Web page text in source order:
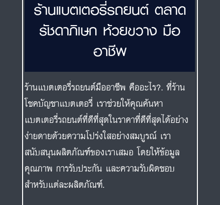
ร้านแบตเตอรี่รถยนต์ ตลาด
รัชดาภิเษก ห้วยขวาง มือ
อาชีพ
ร้านแบตเตอรี่รถยนต์มืออาชีพ คืออะไร?. ที่ร้าน
โชคบัญชาแบตเตอรี่ เราช่วยให้คุณค้นหา
แบตเตอรี่รถยนต์ที่ดีที่สุดในราคาที่ดีที่สุดได้อย่าง
ง่ายดายด้วยความโปร่งใสอย่างสมบูรณ์ เรา
สนับสนุนผลิตภัณฑ์ของเราเสมอ โดยให้ข้อมูล
คุณภาพ การรับประกัน และความรับผิดชอบ
สำหรับแต่ละผลิตภัณฑ์.